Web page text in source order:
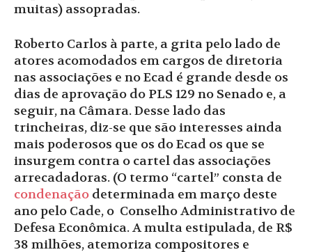
muitas) assopradas.
Roberto Carlos à parte, a grita pelo lado de
atores acomodados em cargos de diretoria
nas associações e no Ecad é grande desde os
dias de aprovação do PLS 129 no Senado e, a
seguir, na Câmara. Desse lado das
trincheiras, diz-se que são interesses ainda
mais poderosos que os do Ecad os que se
insurgem contra o cartel das associações
arrecadadoras. (O termo “cartel” consta de
condenação determinada em março deste
ano pelo Cade, o Conselho Administrativo de
Defesa Econômica. A multa estipulada, de R$
38 milhões, atemoriza compositores e